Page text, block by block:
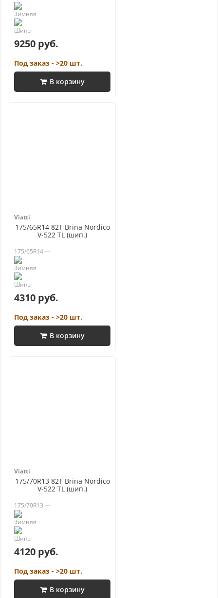
9250 руб.
Под заказ - >20 шт.
В корзину
Viatti
175/65R14 82T Brina Nordico
V-522 TL (шип.)
175/65R14 —
4310 руб.
Под заказ - >20 шт.
В корзину
Viatti
175/70R13 82T Brina Nordico
V-522 TL (шип.)
175/70R13 —
4120 руб.
Под заказ - >20 шт.
В корзину